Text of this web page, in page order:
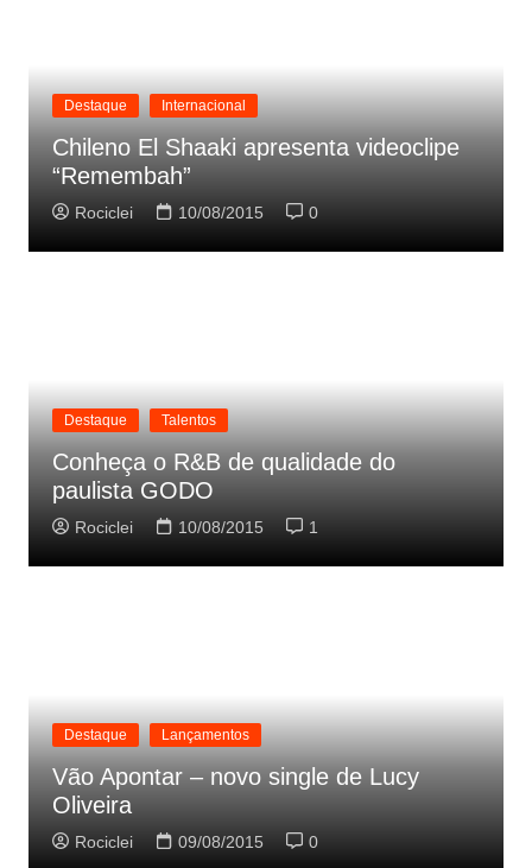
Destaque Internacional
Chileno El Shaaki apresenta videoclipe
“Remembah”
Rociclei 10/08/2015 0
Destaque Talentos
Conheça o R&B de qualidade do
paulista GODO
Rociclei 10/08/2015 1
Destaque Lançamentos
Vão Apontar – novo single de Lucy
Oliveira
Rociclei 09/08/2015 0